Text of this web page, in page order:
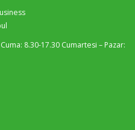
8.30-17.30 Cumartesi – Pazar: